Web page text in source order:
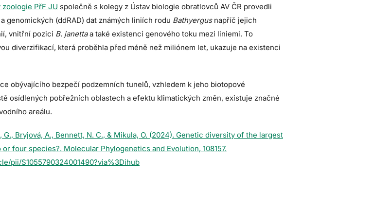
zoologie PřF JU společně s kolegy z Ústav biologie obratlovců AV ČR provedli
genomických (ddRAD) dat známých liniích rodu Bathyergus napříč jejich
vnitřní pozici B. janettaa také existenci genového toku mezi liniemi. To
diverzifikací, která proběhla před méně než miliónem let, ukazuje na existenci
obývajícího bezpečí podzemních tunelů, vzhledem k jeho biotopové
osídlených pobřežních oblastech a efektu klimatických změn, existuje značné
areálu.
Bryjová, A., Bennett, N. C., & Mikula, O. (2024). Genetic diversity of the largest
four species?. Molecular Phylogenetics and Evolution, 108157.
pii/S1055790324001490?via%3Dihub